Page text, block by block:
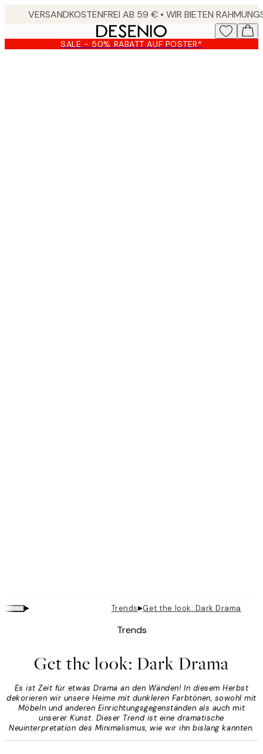
content.
SALE - 50% RABATT AUF POSTER*
▸ Trends▸Get the look: Dark Drama
Trends
Get the look: Dark Drama
Es ist Zeit für etwas Drama an den Wänden! In diesem Herbst
dekorieren wir unsere Heime mit dunkleren Farbtönen, sowohl mit
Möbeln und anderen Einrichtungsgegenständen als auch mit
unserer Kunst. Dieser Trend ist eine dramatische
Neuinterpretation des Minimalismus, wie wir ihn bislang kannten.